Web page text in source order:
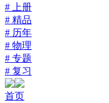
# 上册
# 精品
# 历年
# 物理
# 专题
# 复习
首页